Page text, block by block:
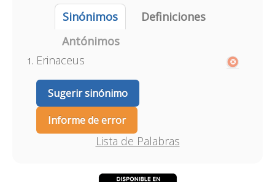
Sinónimos
Definiciones
Antónimos
Erinaceus
Sugerir sinónimo
Informe de error
Lista de Palabras